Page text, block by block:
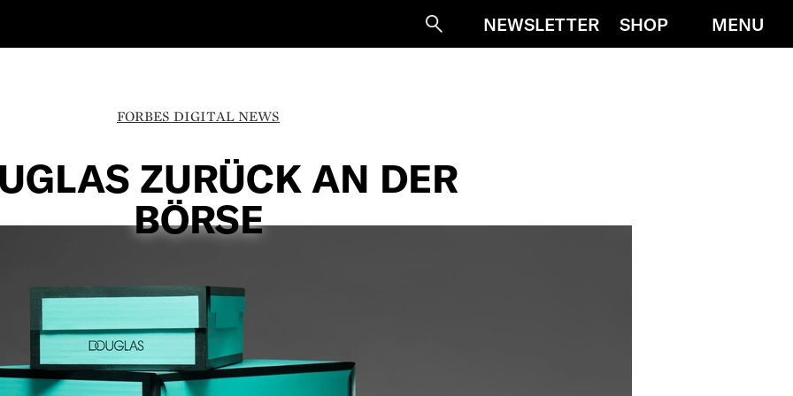
SucheNEWSLETTER SHOP MENU
FORBES DIGITAL NEWS
ZURÜCK AN DER
BÖRSE